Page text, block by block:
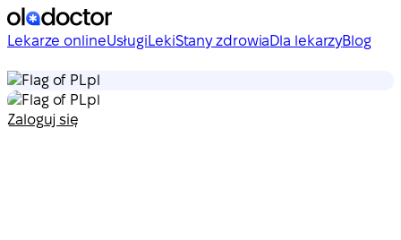
Lekarze onlineUsługi LekiStany zdrowiaDla lekarzyBlog
pl
pl
Zaloguj się